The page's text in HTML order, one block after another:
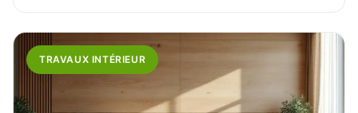
TRAVAUX INTÉRIEUR